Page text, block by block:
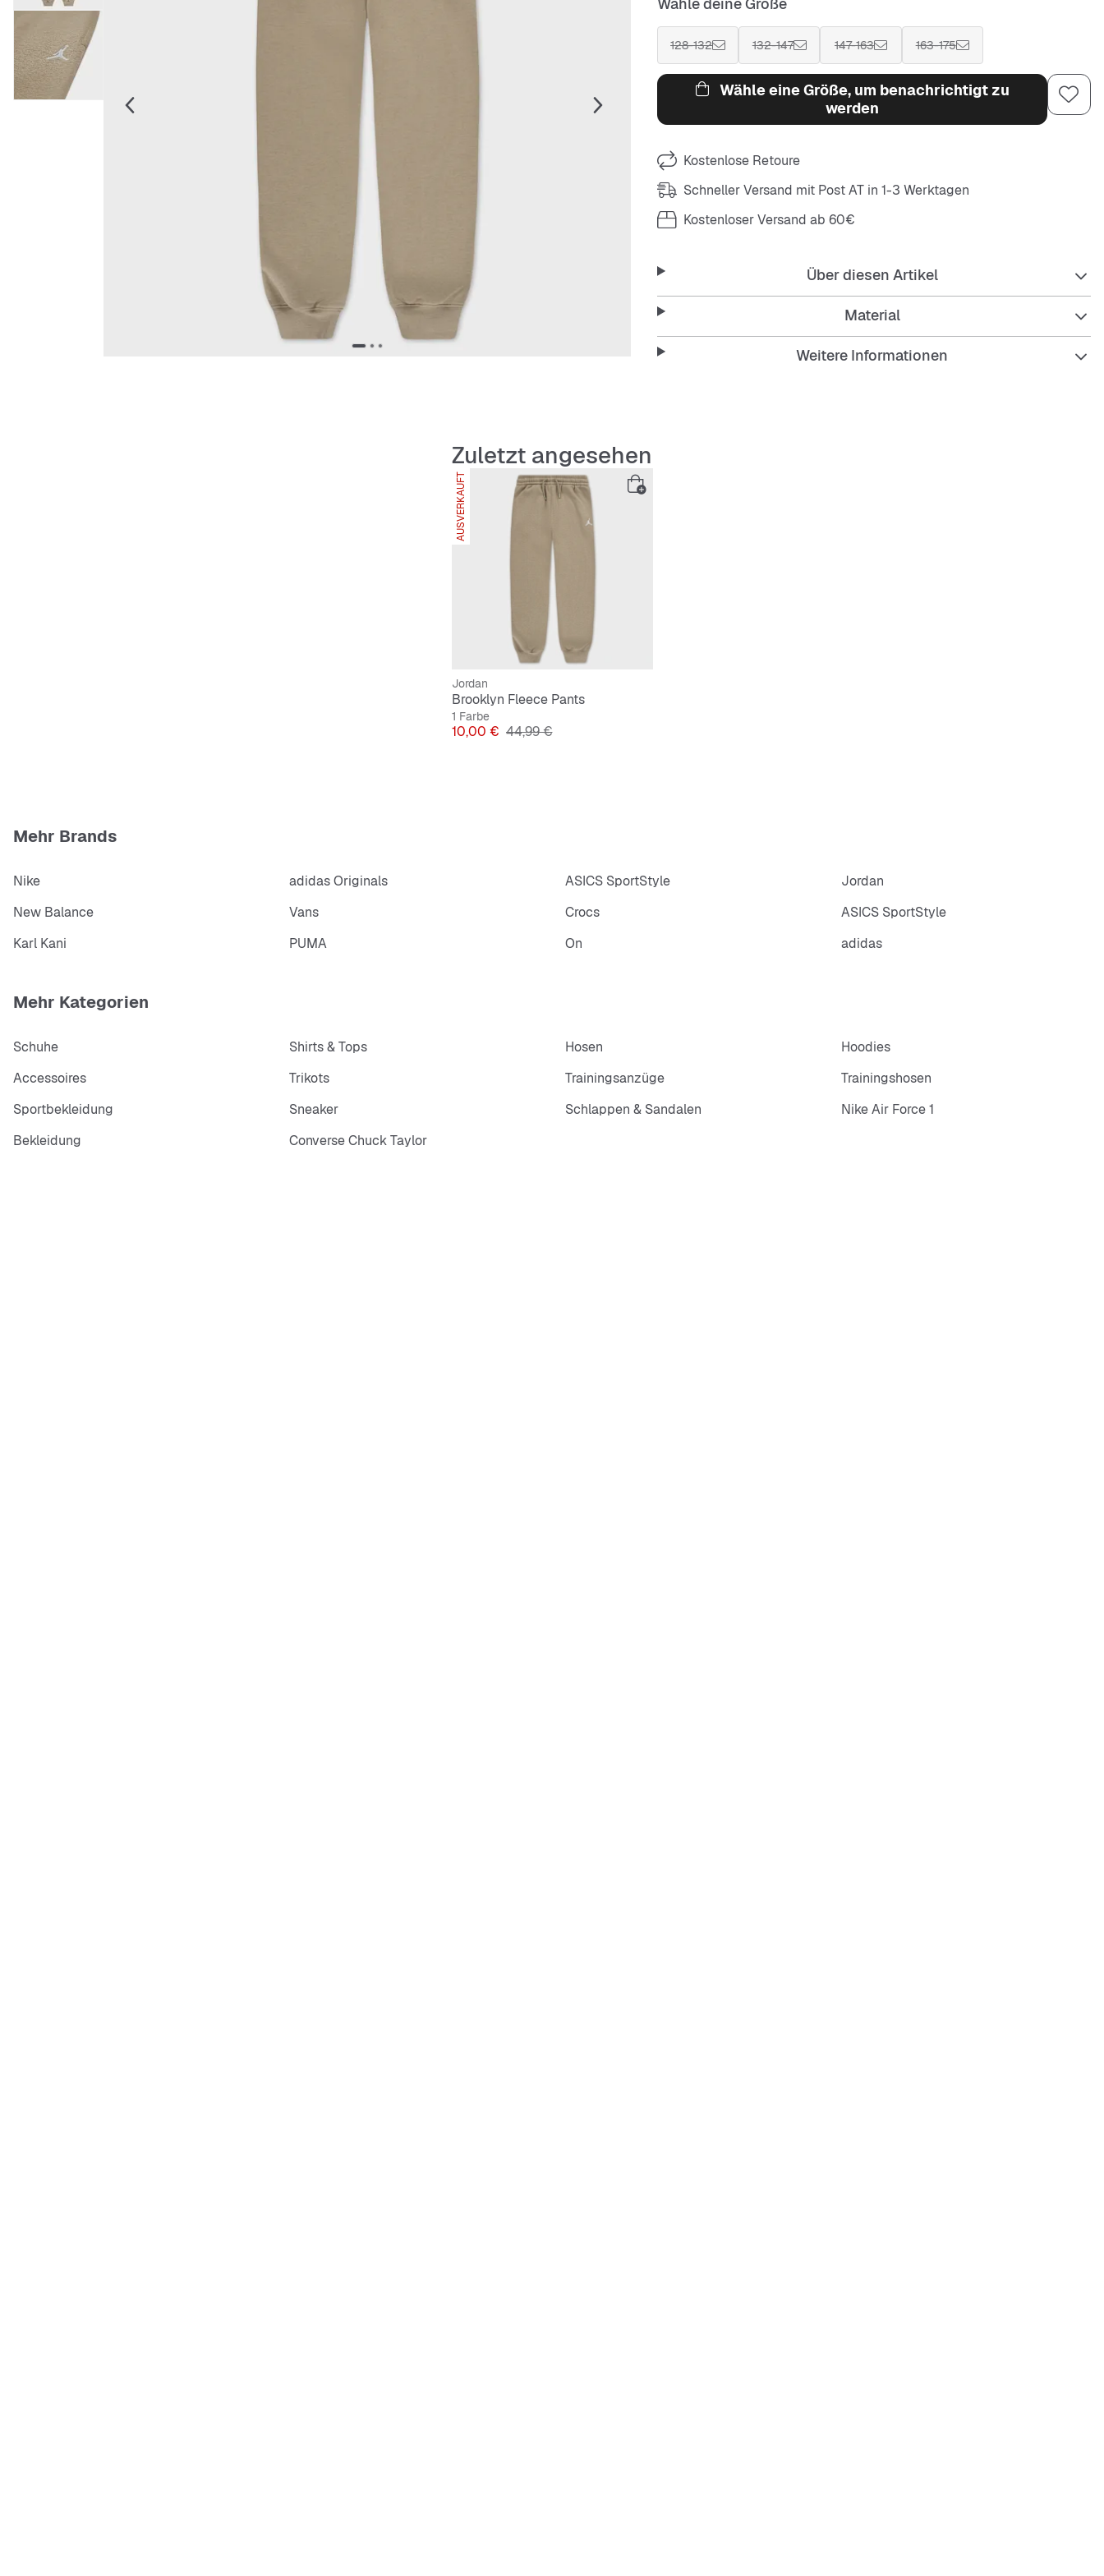
128-132 132-147 147-163 163-175
Wähle eine Größe, um benachrichtigt zu
werden
Kostenlose Retoure
Schneller Versand mit Post AT in 1-3 Werktagen
Kostenloser Versand ab 60€
Über diesen Artikel
Material
Weitere Informationen
Zuletzt angesehen
AUSVERKAUFT
Jordan
Brooklyn Fleece Pants
1 Farbe
Preis
10,00 € Originalpreis
44,99 €
Mehr Brands
Nike adidas Originals ASICS SportStyle
Jordan
New Balance
Vans Crocs
ASICS SportStyle
Karl Kani
PUMA On adidas
Mehr Kategorien
Schuhe Shirts & Tops Hosen
Hoodies
Accessoires
Trikots Trainingsanzüge
Trainingshosen
Sportbekleidung
Sneaker Schlappen & Sandalen
Nike Air Force 1
Bekleidung
Converse Chuck Taylor